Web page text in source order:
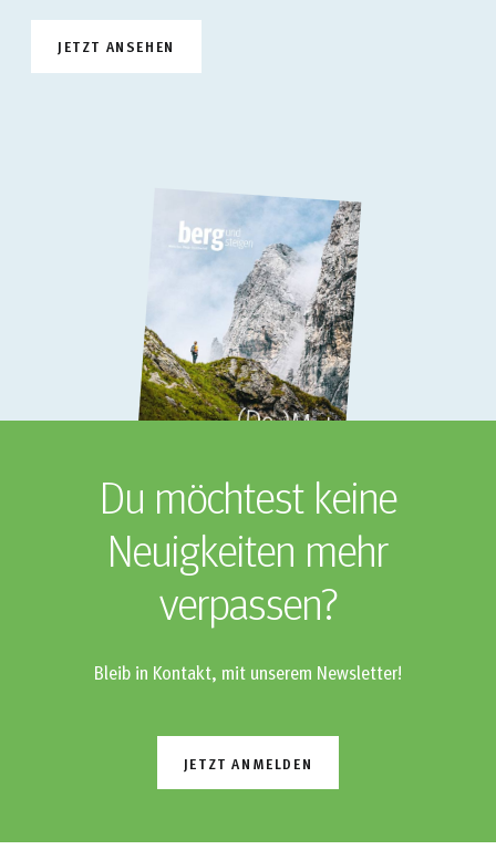
JETZT ANSEHEN
Du möchtest keine
Neuigkeiten mehr
verpassen?
Bleib in Kontakt, mit unserem Newsletter!
JETZT ANMELDEN